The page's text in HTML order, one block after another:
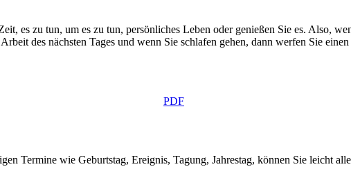
es zu tun, um es zu tun, persönliches Leben oder genießen Sie es. Also,
des nächsten Tages und wenn Sie schlafen gehen, dann werfen Sie
PDF
Termine wie Geburtstag, Ereignis, Tagung, Jahrestag, können Sie leicht